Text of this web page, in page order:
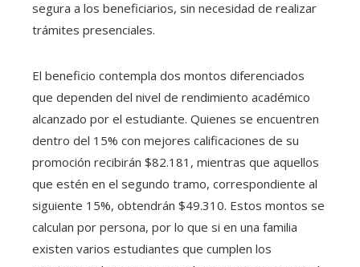
segura a los beneficiarios, sin necesidad de realizar
trámites presenciales.
El beneficio contempla dos montos diferenciados
que dependen del nivel de rendimiento académico
alcanzado por el estudiante. Quienes se encuentren
dentro del 15% con mejores calificaciones de su
promoción recibirán $82.181, mientras que aquellos
que estén en el segundo tramo, correspondiente al
siguiente 15%, obtendrán $49.310. Estos montos se
calculan por persona, por lo que si en una familia
existen varios estudiantes que cumplen los